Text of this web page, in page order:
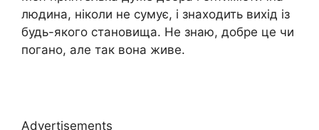
людина, ніколи не сумує, і знаходить вихід із
будь-якого становища. Не знаю, добре це чи
погано, але так вона живе.
Advertisements